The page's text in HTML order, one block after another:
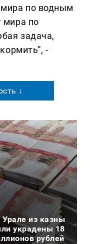
по водным
мира по
задача,
-
↓
Урале из казны
украдены 18
рублей